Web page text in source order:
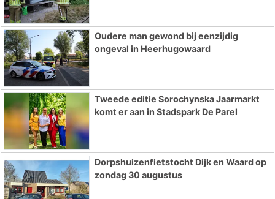
Oudere man gewond bij eenzijdig
ongeval in Heerhugowaard
Tweede editie Sorochynska Jaarmarkt
komt er aan in Stadspark De Parel
Dorpshuizenfietstocht Dijk en Waard op
zondag 30 augustus